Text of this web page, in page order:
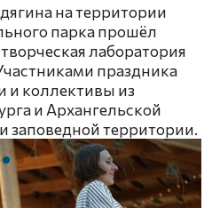
на территории
парка прошёл
лаборатория
праздника
и коллективы из
и Архангельской
заповедной территории.